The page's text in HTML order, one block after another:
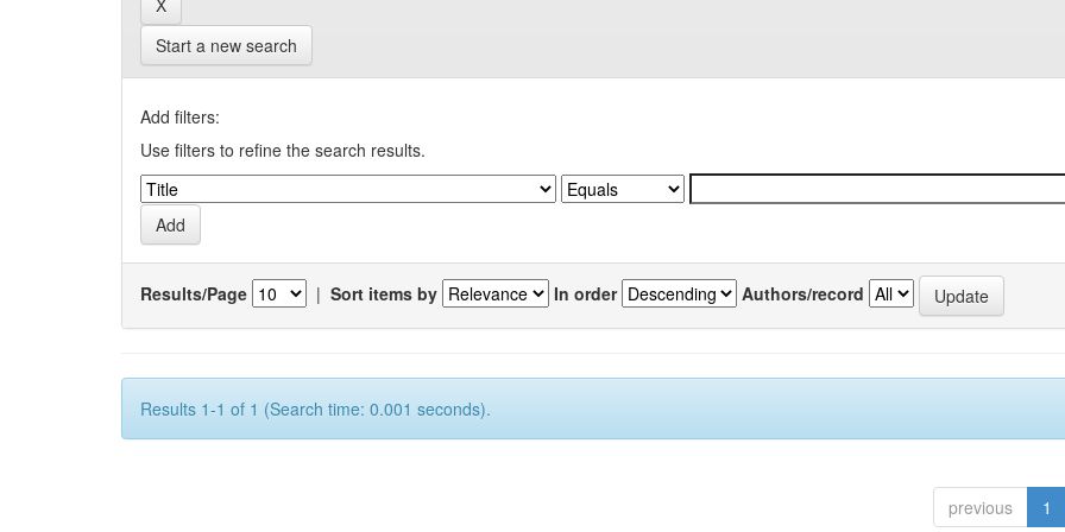
Start a new search
Add filters:
Use filters to refine the search results.
Results/Page | Sort items by In order Authors/record
Results 1-1 of 1 (Search time: 0.001 seconds).
previous 1